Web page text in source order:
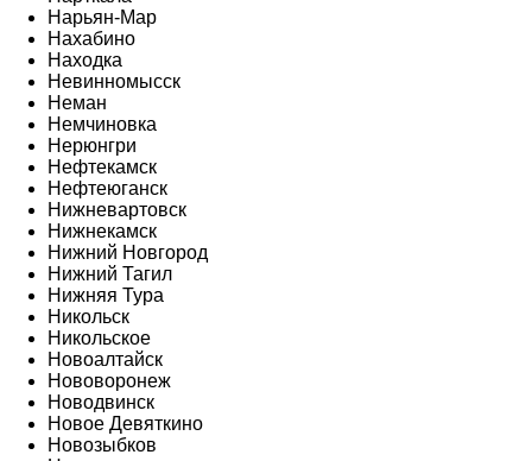
Нарьян-Мар
Нахабино
Находка
Невинномысск
Неман
Немчиновка
Нерюнгри
Нефтекамск
Нефтеюганск
Нижневартовск
Нижнекамск
Нижний Новгород
Нижний Тагил
Нижняя Тура
Никольск
Никольское
Новоалтайск
Нововоронеж
Новодвинск
Новое Девяткино
Новозыбков